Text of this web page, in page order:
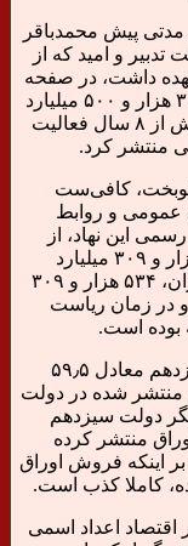
مدتی پیش محمد‌باقر
و امید که از
را برعهده داشت، در صفحه
شخصی خود در توییتر نوشته بود با انتشار ۳۱۱ هزار و ۵۰۰ میلیارد
تومان، دولت سیزدهم در کمتر از دو سال بیش از ۸ سال فعالیت
منتشر کرد.
کافی‌ست
و روابط
این نهاد، از
سال ۱۳۹۴ تا پایان سال ۱۴۰۱ بالغ بر ۸۳۴ هزار و ۳۰۹ میلیارد
تومان اوراق بدهی منتشر شده که از این میزان، ۵۳۴ هزار و ۳۰۹
و در زمان ریاست
بوده است.
بنابراین کل اوراق فروخته شده در دولت سیزدهم معادل ۵۹٫۵
منتشر شده در دولت
دولت سیزدهم
منتشر کرده
اینکه فروش اوراق
کاملا کذب است.
اقتصاد اعداد اسمی